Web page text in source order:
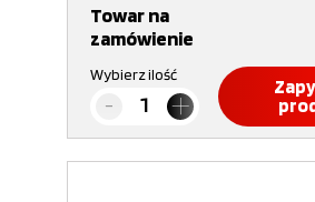
Towar na
zamówienie
Wybierz ilość